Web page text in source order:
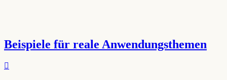
Beispiele für reale Anwendungsthemen